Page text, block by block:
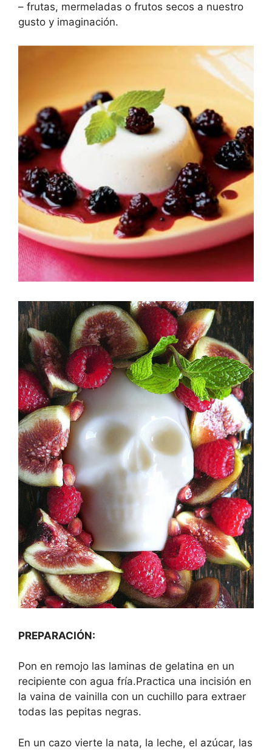
– frutas, mermeladas o frutos secos a nuestro
gusto y imaginación.
PREPARACIÓN:
Pon en remojo las laminas de gelatina en un
recipiente con agua fría.Practica una incisión en
la vaina de vainilla con un cuchillo para extraer
todas las pepitas negras.
En un cazo vierte la nata, la leche, el azúcar, las